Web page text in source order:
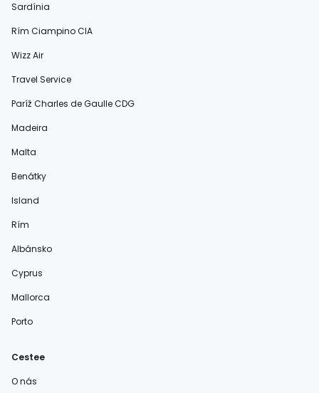
Sardínia
Rím Ciampino CIA
Wizz Air
Travel Service
Paríž Charles de Gaulle CDG
Madeira
Malta
Benátky
Island
Rím
Albánsko
Cyprus
Mallorca
Porto
Cestee
O nás